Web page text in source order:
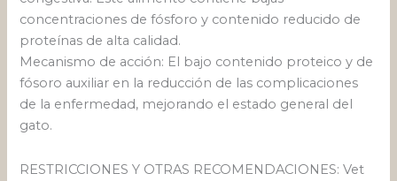
concentraciones de fósforo y contenido reducido de
proteínas de alta calidad.
Mecanismo de acción: El bajo contenido proteico y de
fósoro auxiliar en la reducción de las complicaciones
de la enfermedad, mejorando el estado general del
gato.
RESTRICCIONES Y OTRAS RECOMENDACIONES: Vet